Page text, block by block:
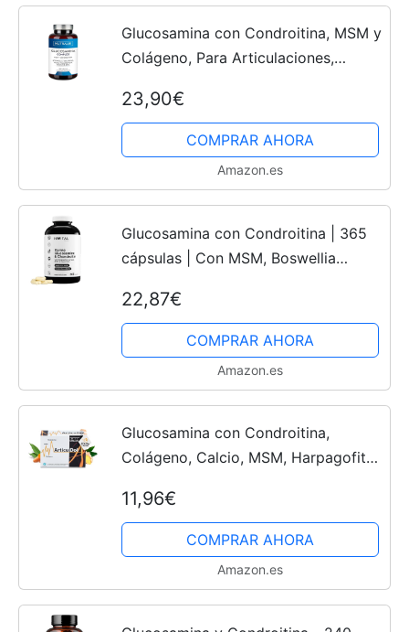
Glucosamina con Condroitina, MSM y
Colágeno, Para Articulaciones,
Natural que Reduce el Dolor con
Ácido Hialurónico,...
23,90€
COMPRAR AHORA
Amazon.es
Glucosamina con Condroitina | 365
cápsulas | Con MSM, Boswellia
Antiinflamatorio, fortalece los huesos
y los cartílagos
22,87€
COMPRAR AHORA
Amazon.es
Glucosamina con Condroitina,
Colágeno, Calcio, MSM, Harpagofito,
y Vitamina D - Articulaciones
suplemento, ligamento,...
11,96€
COMPRAR AHORA
Amazon.es